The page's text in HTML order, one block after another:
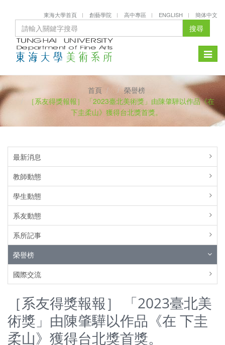
東海大學首頁 創藝學院 高中專區 ENGLISH 簡体中文
搜尋
Toggle
首頁
榮譽榜
［系友得獎報報］ 「2023臺北美術獎」由陳肇驊以作品《在
下圭柔山》獲得台北獎首獎。
最新消息
教師動態
學生動態
系友動態
系所記事
榮譽榜
國際交流
［系友得獎報報］ 「2023臺北美
術獎」由陳肇驊以作品《在 下圭
柔山》獲得台北獎首獎。